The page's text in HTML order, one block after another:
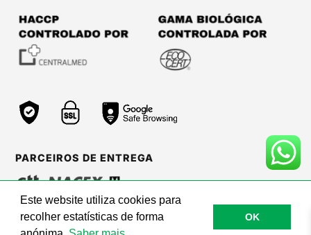
PARCEIROS DE ENTREGA
©Zurc Etraud |Web Care by BinaryBrigade
Este website utiliza cookies para
recolher estatísticas de forma
OK